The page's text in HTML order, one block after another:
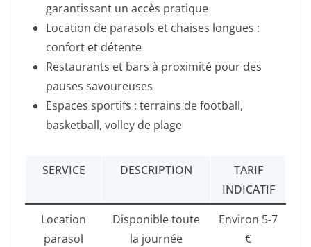
garantissant un accès pratique
Location de parasols et chaises longues :
confort et détente
Restaurants et bars à proximité pour des
pauses savoureuses
Espaces sportifs : terrains de football,
basketball, volley de plage
SERVICE DESCRIPTION
TARIF
INDICATIF
Location
parasol
Disponible toute
la journée
Environ 5-7
€